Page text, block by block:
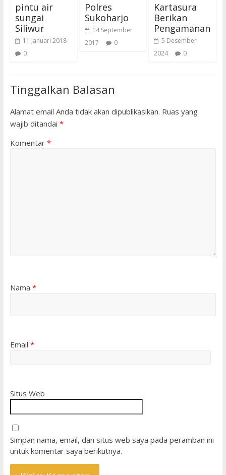
pintu air
sungai
Siliwur
11 Januari 2018
0
Polres
Sukoharjo
14 September
2017
0
Kartasura
Berikan
Pengamanan
5 Desember
2024
0
Tinggalkan Balasan
Alamat email Anda tidak akan dipublikasikan. Ruas yang
wajib ditandai *
Komentar *
Nama *
Email *
Situs Web
Simpan nama, email, dan situs web saya pada peramban ini
untuk komentar saya berikutnya.